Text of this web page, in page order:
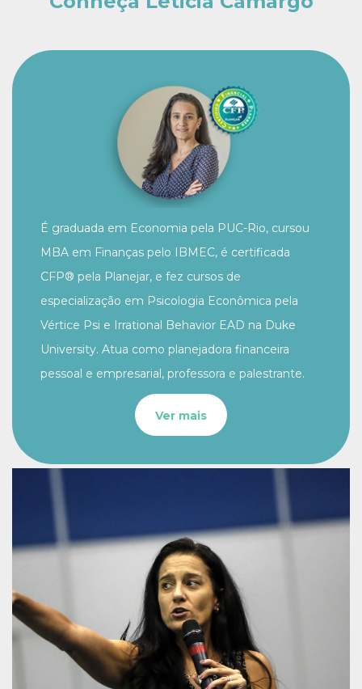
É graduada em Economia pela PUC-Rio, cursou
MBA em Finanças pelo IBMEC, é certificada
CFP®️ pela Planejar, e fez cursos de
especialização em Psicologia Econômica pela
Vértice Psi e Irrational Behavior EAD na Duke
University. Atua como planejadora financeira
pessoal e empresarial, professora e palestrante.
Ver mais